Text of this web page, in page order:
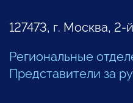
127473, г. Москва,
Региональные
Представители за